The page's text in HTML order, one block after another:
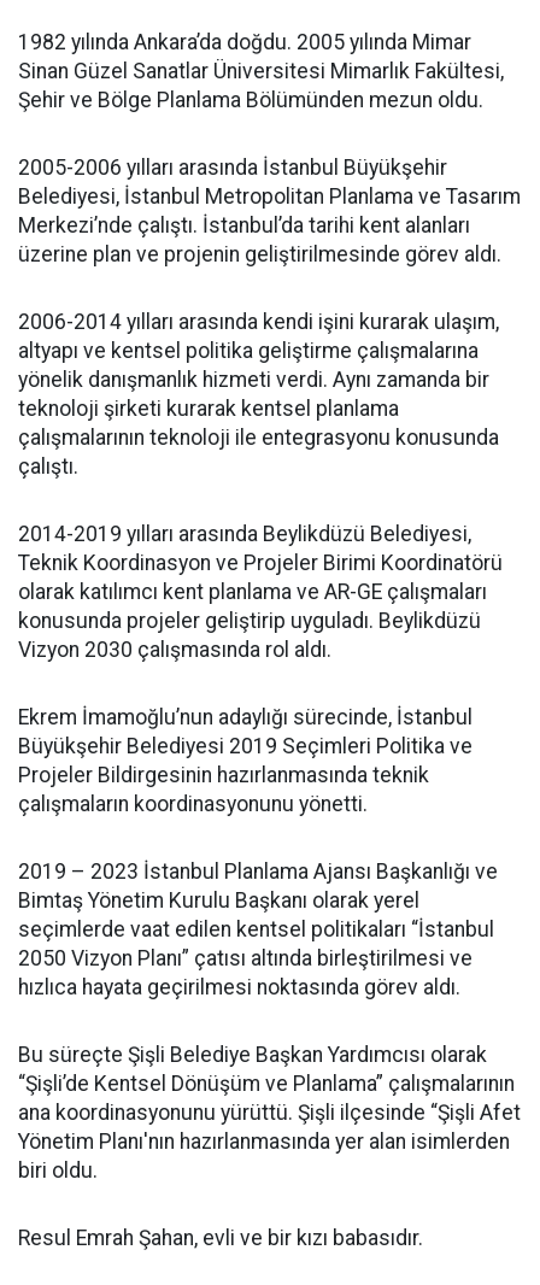
1982 yılında Ankara’da doğdu. 2005 yılında Mimar
Sinan Güzel Sanatlar Üniversitesi Mimarlık Fakültesi,
Şehir ve Bölge Planlama Bölümünden mezun oldu.
2005-2006 yılları arasında İstanbul Büyükşehir
Belediyesi, İstanbul Metropolitan Planlama ve Tasarım
Merkezi’nde çalıştı. İstanbul’da tarihi kent alanları
üzerine plan ve projenin geliştirilmesinde görev aldı.
2006-2014 yılları arasında kendi işini kurarak ulaşım,
altyapı ve kentsel politika geliştirme çalışmalarına
yönelik danışmanlık hizmeti verdi. Aynı zamanda bir
teknoloji şirketi kurarak kentsel planlama
çalışmalarının teknoloji ile entegrasyonu konusunda
çalıştı.
2014-2019 yılları arasında Beylikdüzü Belediyesi,
Teknik Koordinasyon ve Projeler Birimi Koordinatörü
olarak katılımcı kent planlama ve AR-GE çalışmaları
konusunda projeler geliştirip uyguladı. Beylikdüzü
Vizyon 2030 çalışmasında rol aldı.
Ekrem İmamoğlu’nun adaylığı sürecinde, İstanbul
Büyükşehir Belediyesi 2019 Seçimleri Politika ve
Projeler Bildirgesinin hazırlanmasında teknik
çalışmaların koordinasyonunu yönetti.
2019 – 2023 İstanbul Planlama Ajansı Başkanlığı ve
Bimtaş Yönetim Kurulu Başkanı olarak yerel
seçimlerde vaat edilen kentsel politikaları “İstanbul
2050 Vizyon Planı” çatısı altında birleştirilmesi ve
hızlıca hayata geçirilmesi noktasında görev aldı.
Bu süreçte Şişli Belediye Başkan Yardımcısı olarak
“Şişli’de Kentsel Dönüşüm ve Planlama” çalışmalarının
ana koordinasyonunu yürüttü. Şişli ilçesinde “Şişli Afet
Yönetim Planı'nın hazırlanmasında yer alan isimlerden
biri oldu.
Resul Emrah Şahan, evli ve bir kızı babasıdır.